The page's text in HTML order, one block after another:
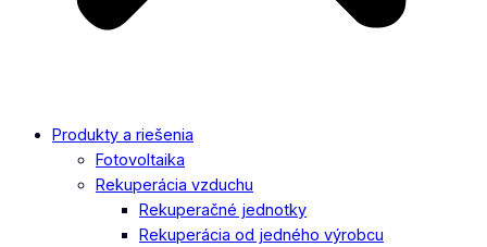
Produkty a riešenia
Fotovoltaika
Rekuperácia vzduchu
Rekuperačné jednotky
Rekuperácia od jedného výrobcu